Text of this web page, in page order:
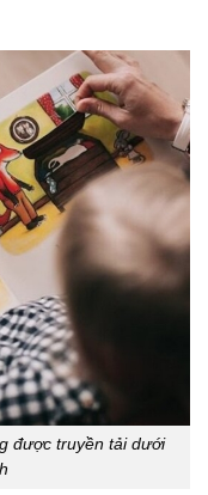
được truyền tải dưới